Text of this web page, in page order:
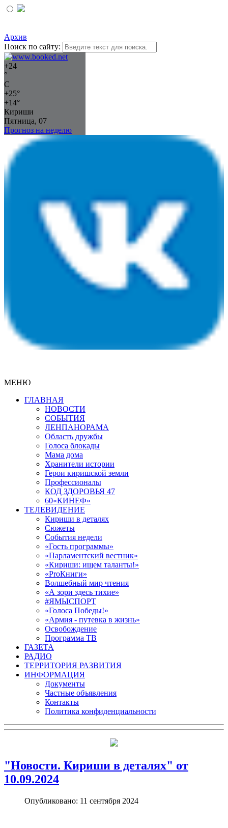
Архив
Поиск по сайту:
+24
°
C
+25°
+14°
Кириши
Пятница, 07
Прогноз на неделю
МЕНЮ
ГЛАВНАЯ
НОВОСТИ
СОБЫТИЯ
ЛЕНПАНОРАМА
Область дружбы
Голоса блокады
Мама дома
Хранители истории
Герои киришской земли
Профессионалы
КОД ЗДОРОВЬЯ 47
60«КИНЕФ»
ТЕЛЕВИДЕНИЕ
Кириши в деталях
Сюжеты
События недели
«Гость программы»
«Парламентский вестник»
«Кириши: ищем таланты!»
«ProКниги»
Волшебный мир чтения
«А зори здесь тихие»
#ЯМЫСПОРТ
«Голоса Победы!»
«Армия - путевка в жизнь»
Освобождение
Программа ТВ
ГАЗЕТА
РАДИО
ТЕРРИТОРИЯ РАЗВИТИЯ
ИНФОРМАЦИЯ
Документы
Частные объявления
Контакты
Политика конфиденциальности
"Новости. Кириши в деталях" от
10.09.2024
Опубликовано: 11 сентября 2024